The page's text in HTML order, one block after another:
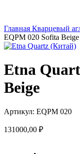
Главная Кварцевый
EQPM 020 Sofita Beige
Etna
Beige
Артикул: EQPM 020
131000,00 ₽